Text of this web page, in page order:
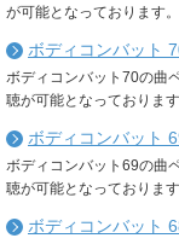
が可能となっております。
ボディコンバット
ボディコンバット70の曲
聴が可能となっております
ボディコンバット
ボディコンバット69の曲
聴が可能となっております
ボディコンバット